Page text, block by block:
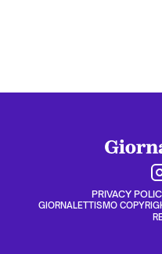
PRIVACY
GIORNALETTISMO